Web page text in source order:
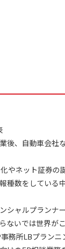
後、自動車会社
やネット証券の
種数をしている
シャルプランナ
ないでは世界が
務所LBプランニ